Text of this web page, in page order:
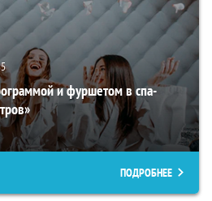
5
и фуршетом в спа-
ПОДРОБНЕЕ